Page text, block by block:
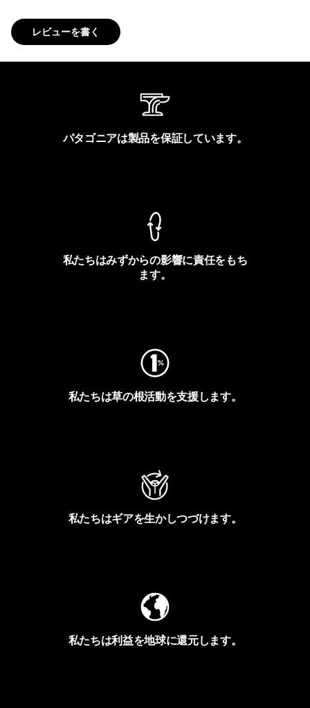
レビューを書く
パタゴニアは製品を保証しています。
私たちはみずからの影響に責任をもち
ます。
私たちは草の根活動を支援します。
私たちはギアを生かしつづけます。
私たちは利益を地球に還元します。